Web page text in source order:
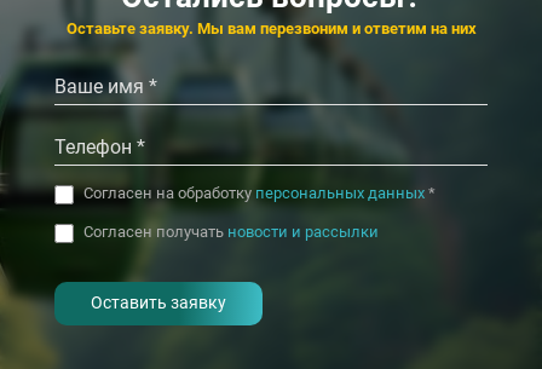
Оставьте заявку. Мы вам перезвоним и ответим на них
Согласен на обработку персональных данных*
Согласен получать новости и рассылки